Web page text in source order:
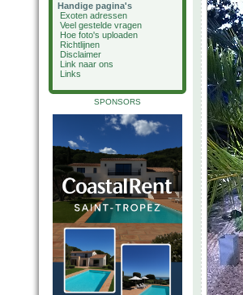
Handige pagina's
Exoten adressen
Veel gestelde vragen
Hoe foto's uploaden
Richtlijnen
Disclaimer
Link naar ons
Links
SPONSORS